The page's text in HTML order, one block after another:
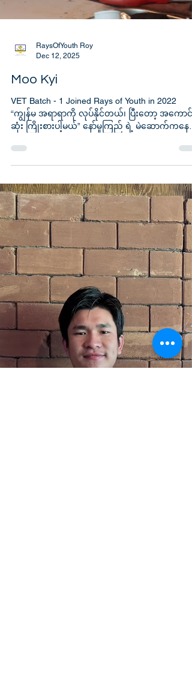
Dec 12, 2025
Moo Kyi
VET Batch - 1 Joined Rays of Youth in 2022
“ကျွန်မ အရာရာကို လုပ်နိုင်တယ်၊ ပြီးတော့ အကောင်း
ဆုံး ကြိုးစားပါ့မယ်” နော်မူကြည် ရဲ့ မဲဆောက်ကနေ
အောင်မြင်မှုဆီ ခရီးလမ်းဟာ ခံနိုင်ရည်အားနဲ့ ဇွဲလုံ့လ
သက်သေ ဖြစ်ပါတယ်။ မဲဆောက်မှာ ကြီးပြင်းခဲ့တဲ့ သူ
ဟာ အထက်တန်းကျောင်းပြီးသည်အထိ ရွှေ့ပြောင်း
သင်ကြားရေးစင်တာကို တက်ရောက်ခဲ့ပါတယ်။
COVID-19 ကပ်ရောဂါ ဖြစ်ပွားချိန်မှာ သူမဟာ အွန်လိုင်း
ပညာရေး နဲ့ပတ်သက်ပြီး သိသာထင်ရှားတဲ့ စိန်ခေါ်မှု
တွေနဲ့ ရင်ဆိုင်ခဲ့ရပြီး စိတ်အားထက်သန်မှု ကို ထိန်းသိ
ဖို့ ရု